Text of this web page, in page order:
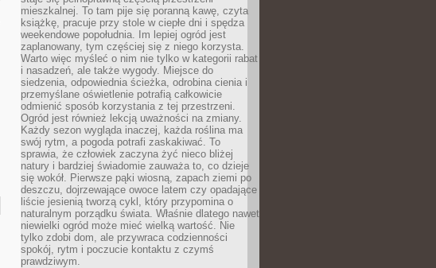
mieszkalnej. To tam pije się poranną kawę, czyta
książkę, pracuje przy stole w ciepłe dni i spędza
weekendowe popołudnia. Im lepiej ogród jest
zaplanowany, tym częściej się z niego korzysta.
Warto więc myśleć o nim nie tylko w kategorii rabat
i nasadzeń, ale także wygody. Miejsce do
siedzenia, odpowiednia ścieżka, odrobina cienia i
przemyślane oświetlenie potrafią całkowicie
odmienić sposób korzystania z tej przestrzeni.
Ogród jest również lekcją uważności na zmiany.
Każdy sezon wygląda inaczej, każda roślina ma
swój rytm, a pogoda potrafi zaskakiwać. To
sprawia, że człowiek zaczyna żyć nieco bliżej
natury i bardziej świadomie zauważa to, co dzieje
się wokół. Pierwsze pąki wiosną, zapach ziemi po
deszczu, dojrzewające owoce latem czy opadające
liście jesienią tworzą cykl, który przypomina o
naturalnym porządku świata. Właśnie dlatego nawet
niewielki ogród może mieć wielką wartość. Nie
tylko zdobi dom, ale przywraca codzienności
spokój, rytm i poczucie kontaktu z czymś
prawdziwym.